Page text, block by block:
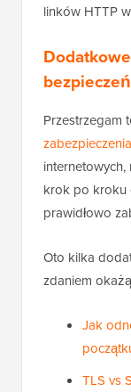
linków HTTP
Przestrzegam
krok po kroku
prawidłowo
Oto kilka
zdaniem
Jak
TLS vs